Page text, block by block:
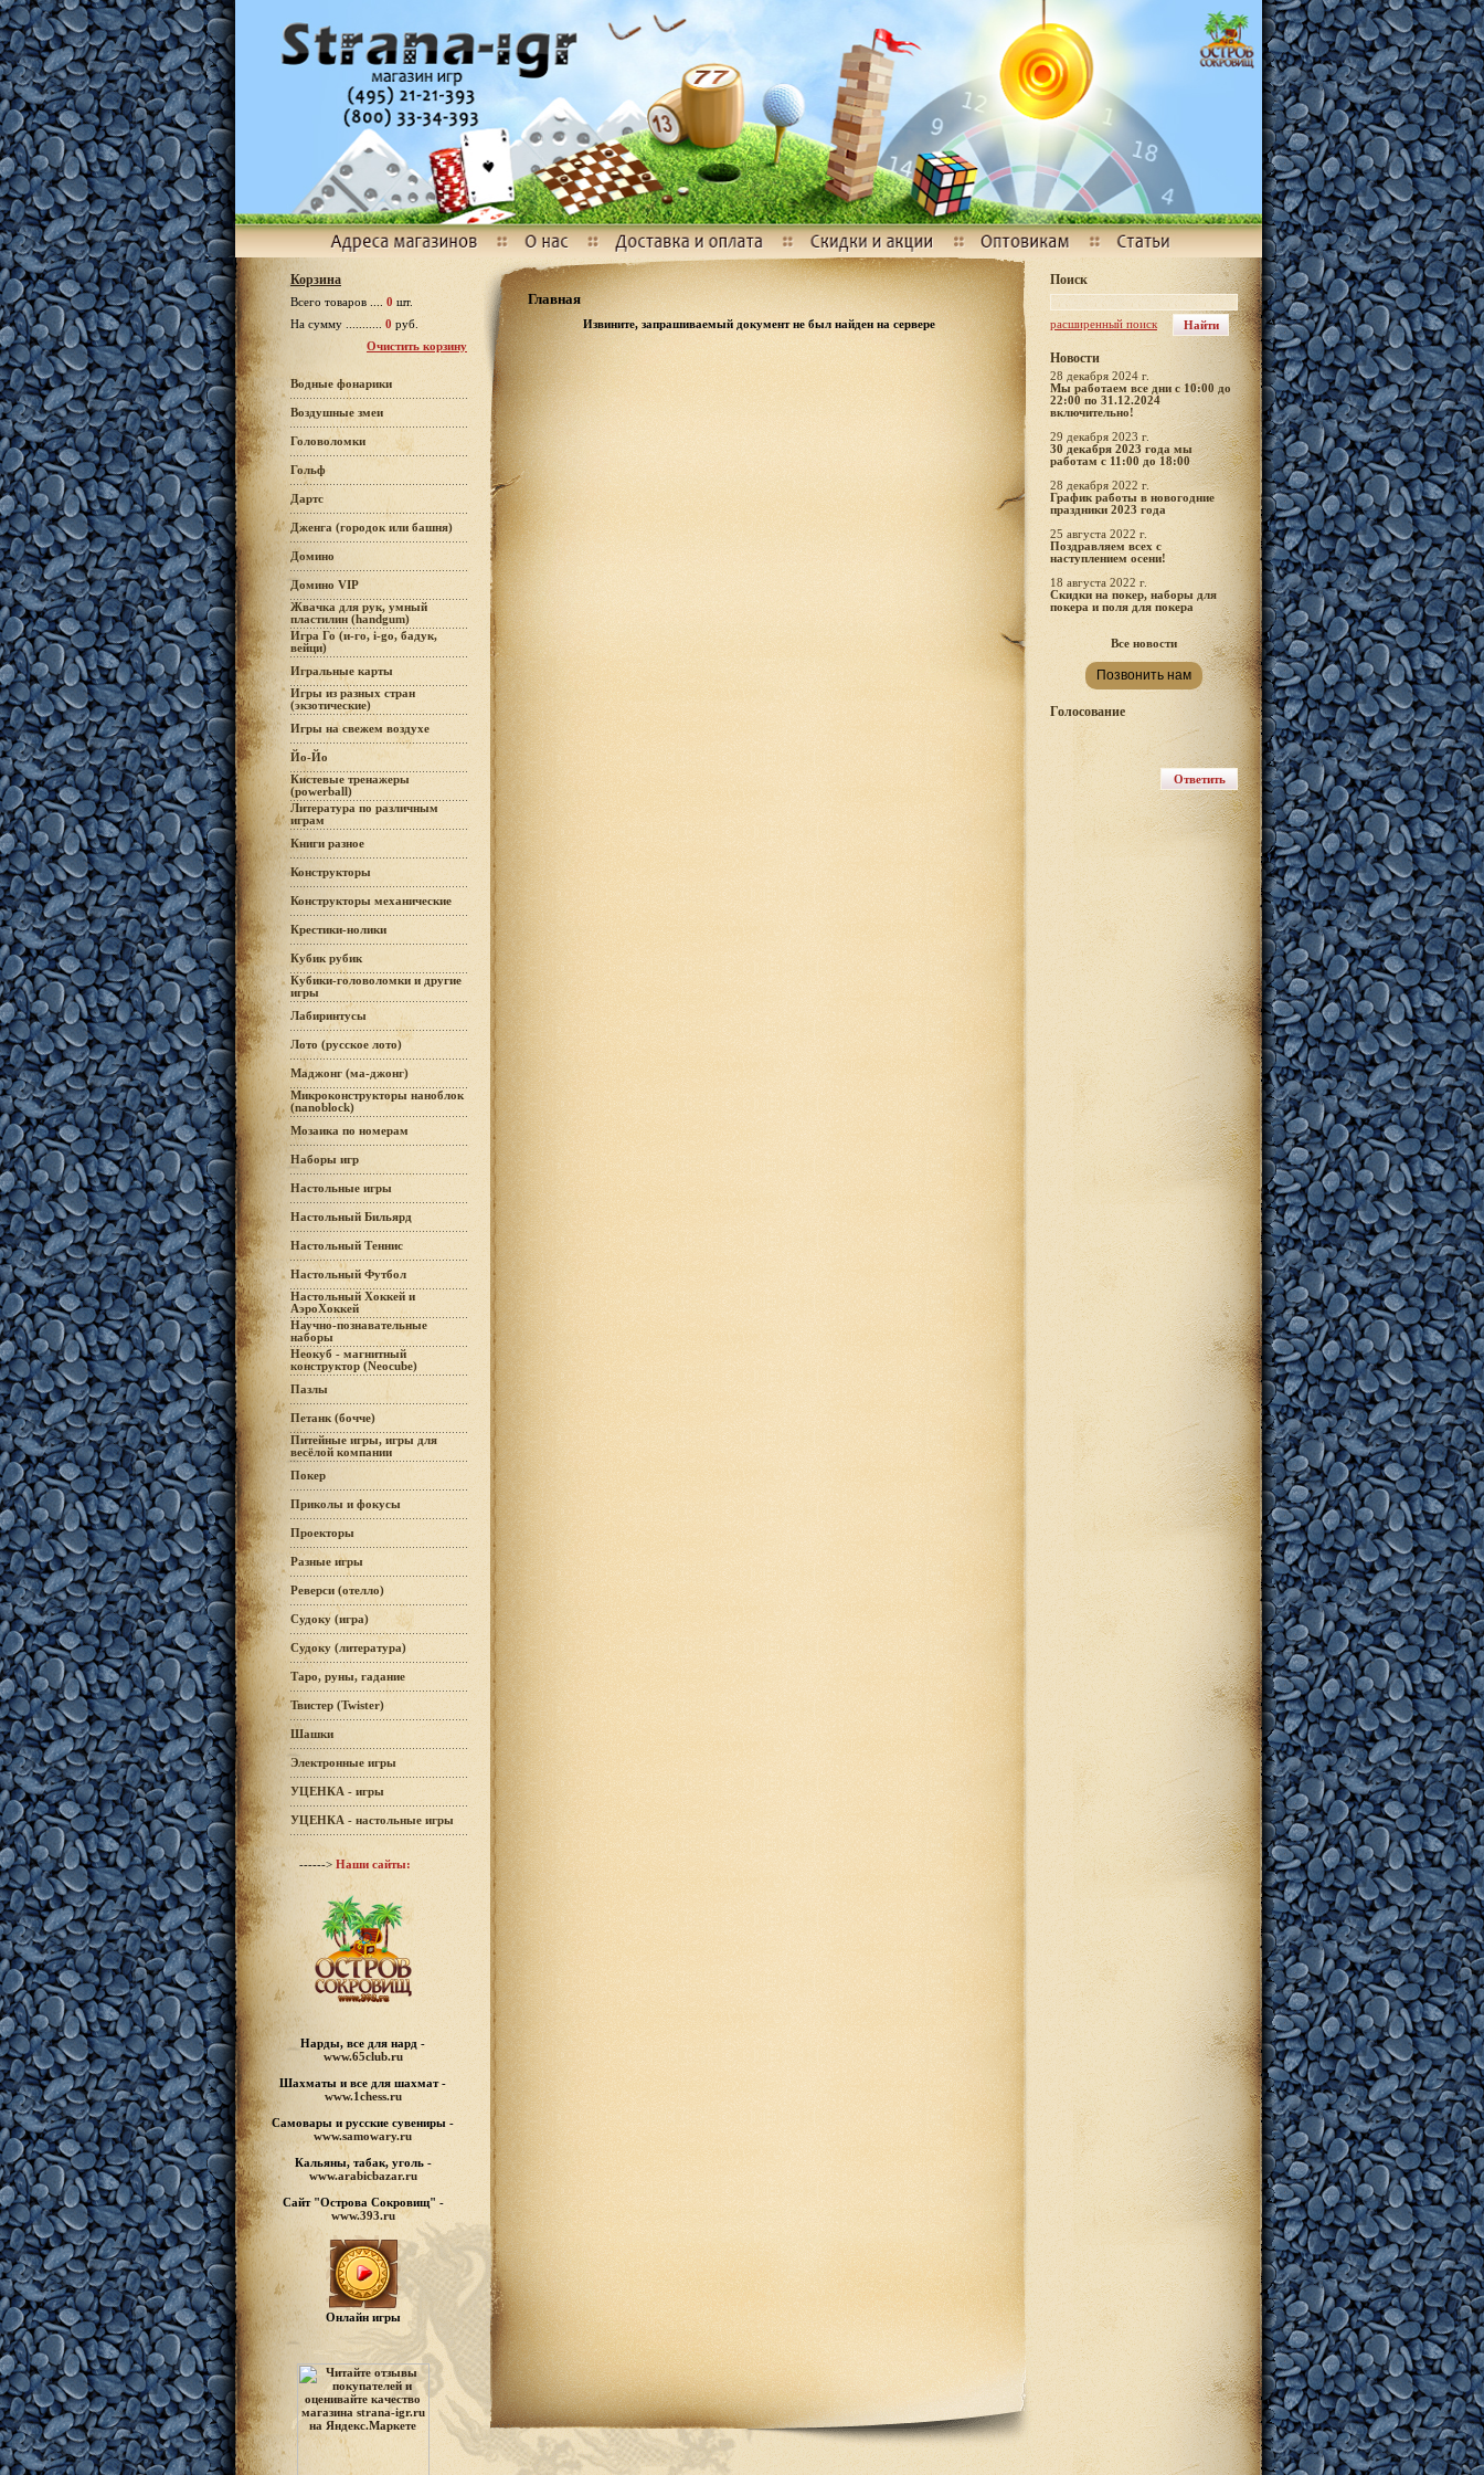
Корзина
Всего товаров .... 0 шт.
На сумму ........... 0 руб.
Очистить корзину
Водные фонарики
Воздушные змеи
Головоломки
Гольф
Дартс
Дженга (городок или башня)
Домино
Домино VIP
Жвачка для рук, умный
пластилин (handgum)
Игра Го (и-го, i-go, бадук,
вейци)
Игральные карты
Игры из разных стран
(экзотические)
Игры на свежем воздухе
Йо-Йо
Кистевые тренажеры
(powerball)
Литература по различным
играм
Книги разное
Конструкторы
Конструкторы механические
Крестики-нолики
Кубик рубик
Кубики-головоломки и другие
игры
Лабиринтусы
Лото (русское лото)
Маджонг (ма-джонг)
Микроконструкторы наноблок
(nanoblock)
Мозаика по номерам
Наборы игр
Настольные игры
Настольный Бильярд
Настольный Теннис
Настольный Футбол
Настольный Хоккей и
АэроХоккей
Научно-познавательные
наборы
Неокуб - магнитный
конструктор (Neocube)
Пазлы
Петанк (бочче)
Питейные игры, игры для
весёлой компании
Покер
Приколы и фокусы
Проекторы
Разные игры
Реверси (отелло)
Судоку (игра)
Судоку (литература)
Таро, руны, гадание
Твистер (Twister)
Шашки
Электронные игры
УЦЕНКА - игры
УЦЕНКА - настольные игры
------> Наши сайты:
Нарды, все для нард -
www.65club.ru
Шахматы и все для шахмат -
www.1chess.ru
Самовары и русские сувениры -
www.samowary.ru
Кальяны, табак, уголь -
www.arabicbazar.ru
Сайт "Острова Сокровищ" -
www.393.ru
Онлайн игры
Главная
Извините, запрашиваемый документ не был найден на сервере
Поиск
расширенный поиск
Новости
28 декабря 2024 г.
Мы работаем все дни с 10:00 до
22:00 по 31.12.2024
включительно!
29 декабря 2023 г.
30 декабря 2023 года мы
работам с 11:00 до 18:00
28 декабря 2022 г.
График работы в новогодние
праздники 2023 года
25 августа 2022 г.
Поздравляем всех с
наступлением осени!
18 августа 2022 г.
Скидки на покер, наборы для
покера и поля для покера
Все новости
Позвонить нам
Голосование